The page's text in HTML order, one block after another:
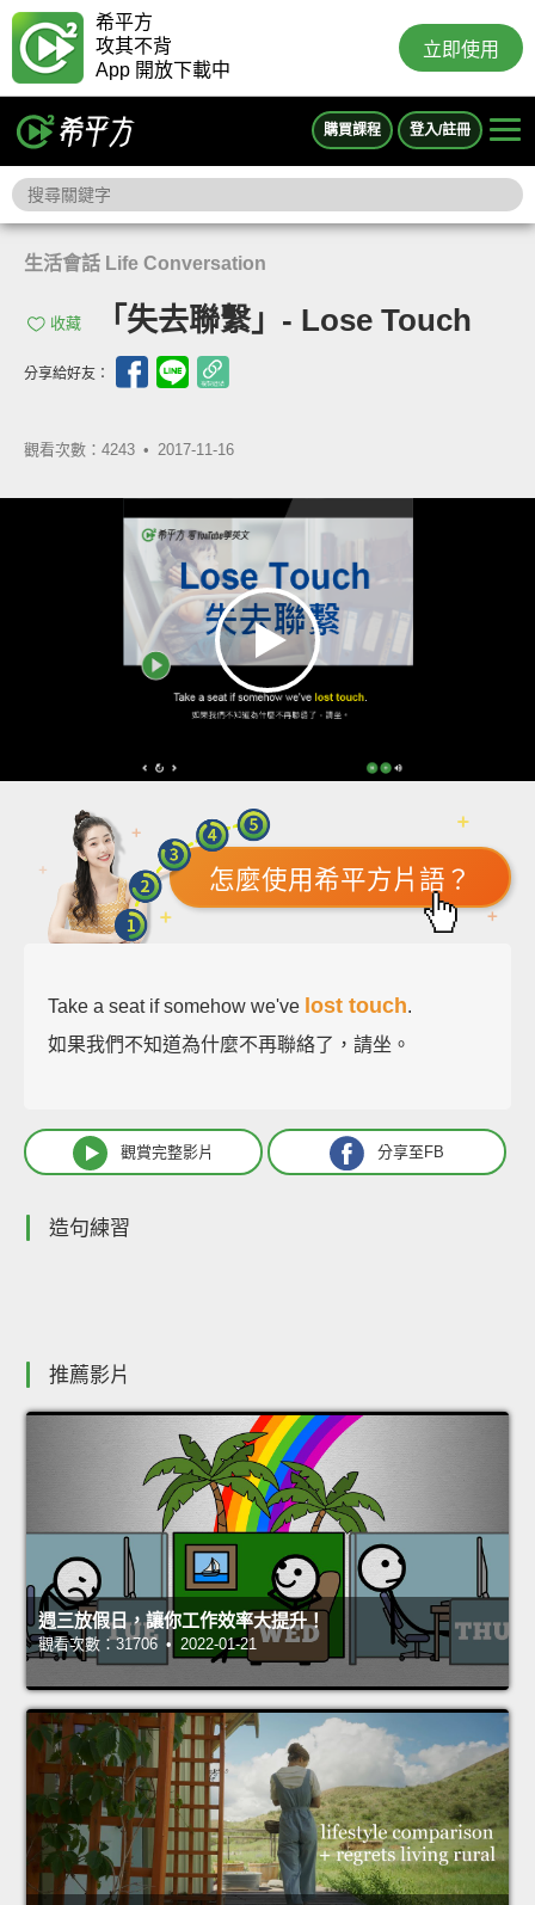
希平方
攻其不背
App 開放下載中
立即使用
購買課程 登入/註冊
生活會話 Life Conversation
收藏 「失去聯繫」- Lose Touch
分享給好友：
觀看次數：4243 • 2017-11-16
怎麼使用希平方片語？
Take a seat if somehow we've lost touch.
如果我們不知道為什麼不再聯絡了，請坐。
觀賞完整影片 分享至FB
造句練習
推薦影片
週三放假日，讓你工作效率大提升！
觀看次數：31706 • 2022-01-21